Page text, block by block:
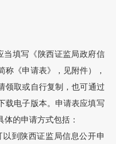
当填写《陕西证监局政府信
称《申请表》，见附件），
领取或自行复制，也可通过
载电子版本。申请表应填写
的申请方式包括：
到 陕西证监局信息公开申